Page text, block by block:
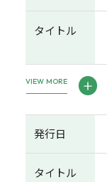
タイトル
VIEW MORE
発行日
タイトル